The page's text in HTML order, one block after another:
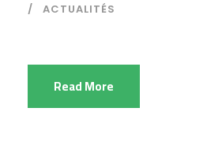
ACTUALITÉS
Read More